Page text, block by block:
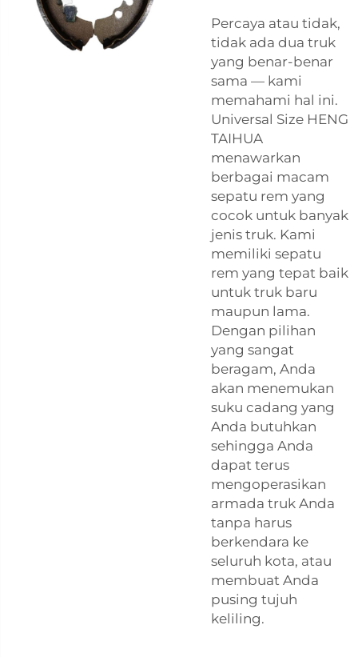
Percaya atau tidak,
tidak ada dua truk
yang benar-benar
sama — kami
memahami hal ini.
Universal Size HENG
TAIHUA
menawarkan
berbagai macam
sepatu rem yang
cocok untuk banyak
jenis truk. Kami
memiliki sepatu
rem yang tepat baik
untuk truk baru
maupun lama.
Dengan pilihan
yang sangat
beragam, Anda
akan menemukan
suku cadang yang
Anda butuhkan
sehingga Anda
dapat terus
mengoperasikan
armada truk Anda
tanpa harus
berkendara ke
seluruh kota, atau
membuat Anda
pusing tujuh
keliling.